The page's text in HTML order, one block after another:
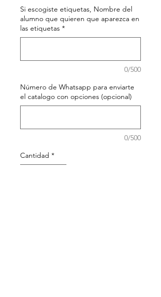
Si escogiste etiquetas, Nombre del
alumno que quieren que aparezca en
las etiquetas *
0/500
Número de Whatsapp para enviarte
el catalogo con opciones (opcional)
0/500
Cantidad *